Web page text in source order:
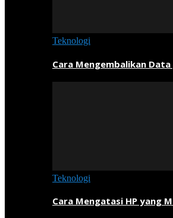
Teknologi
Cara Mengembalikan
Teknologi
Cara Mengatasi HP yang